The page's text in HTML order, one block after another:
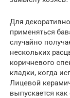
Для
применяться
случайно
нескольких
коричневого
кладки, когда
Лицевой
выпускается